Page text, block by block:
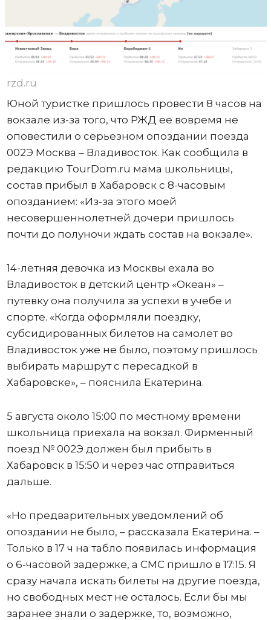
rzd.ru
Юной туристке пришлось провести 8 часов на
вокзале из-за того, что РЖД ее вовремя не
оповестили о серьезном опоздании поезда
002Э Москва – Владивосток. Как сообщила в
редакцию TourDom.ru мама школьницы,
состав прибыл в Хабаровск с 8-часовым
опозданием: «Из-за этого моей
несовершеннолетней дочери пришлось
почти до полуночи ждать состав на вокзале».
14-летняя девочка из Москвы ехала во
Владивосток в детский центр «Океан» –
путевку она получила за успехи в учебе и
спорте. «Когда оформляли поездку,
субсидированных билетов на самолет во
Владивосток уже не было, поэтому пришлось
выбирать маршрут с пересадкой в
Хабаровске», – пояснила Екатерина.
5 августа около 15:00 по местному времени
школьница приехала на вокзал. Фирменный
поезд № 002Э должен был прибыть в
Хабаровск в 15:50 и через час отправиться
дальше.
«Но предварительных уведомлений об
опоздании не было, – рассказала Екатерина. –
Только в 17 ч на табло появилась информация
о 6-часовой задержке, а СМС пришло в 17:15. Я
сразу начала искать билеты на другие поезда,
но свободных мест не осталось. Если бы мы
заранее знали о задержке, то, возможно,